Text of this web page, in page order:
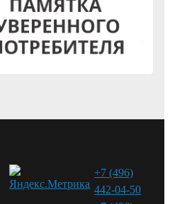
+7 (496)
442-04-50